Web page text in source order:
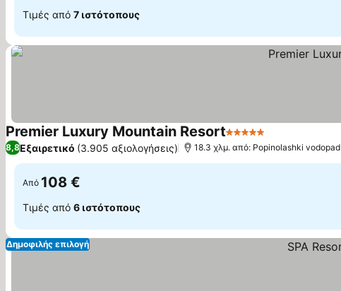
Τιμές από 7 ιστότοπους
Premier Luxury Mountain Resort5 Αστέρια
8,8Εξαιρετικό (3.905 αξιολογήσεις) 18.3 χλμ. από: Popinolashki vodopad
Από 108 €
Τιμές από 6 ιστότοπους
Δημοφιλής επιλογή